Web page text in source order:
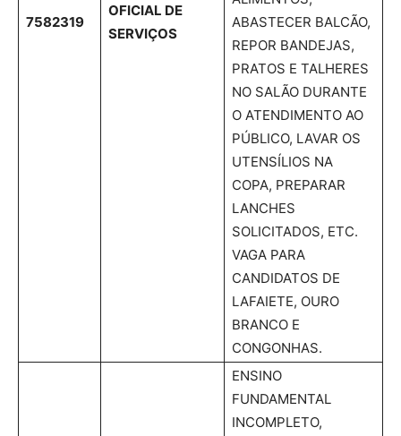
7582319
OFICIAL DE
SERVIÇOS
ABASTECER BALCÃO,
REPOR BANDEJAS,
PRATOS E TALHERES
NO SALÃO DURANTE
O ATENDIMENTO AO
PÚBLICO, LAVAR OS
UTENSÍLIOS NA
COPA, PREPARAR
LANCHES
SOLICITADOS, ETC.
VAGA PARA
CANDIDATOS DE
LAFAIETE, OURO
BRANCO E
CONGONHAS.
ENSINO
FUNDAMENTAL
INCOMPLETO,